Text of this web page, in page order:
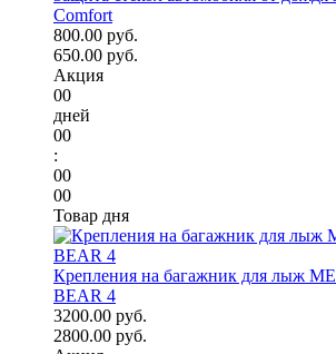
Comfort
800.00 руб.
650.00 руб.
Акция
00
дней
00
:
00
00
Товар дня
Крепления на багажник для лыж
BEAR 4
3200.00 руб.
2800.00 руб.